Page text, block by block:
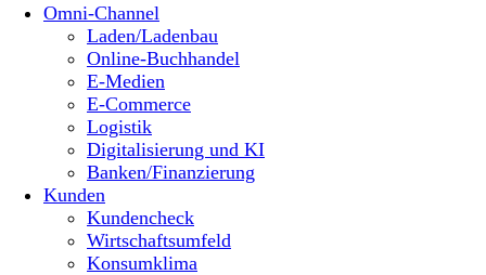
Omni-Channel
Laden/Ladenbau
Online-Buchhandel
E-Medien
E-Commerce
Logistik
Digitalisierung und KI
Banken/Finanzierung
Kunden
Kundencheck
Wirtschaftsumfeld
Konsumklima